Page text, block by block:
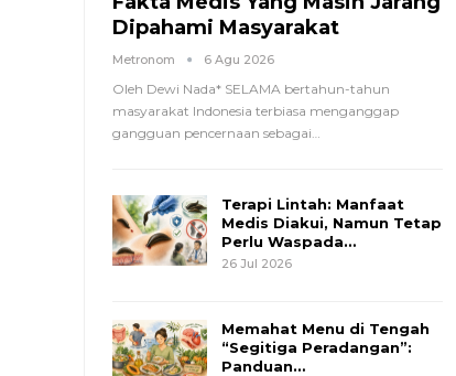
Dipahami Masyarakat
Metronom 6 Agu 2026
Oleh Dewi Nada* SELAMA bertahun-tahun
masyarakat Indonesia terbiasa menganggap
gangguan pencernaan sebagai…
Terapi Lintah: Manfaat
Medis Diakui, Namun Tetap
Perlu Waspada…
26 Jul 2026
Memahat Menu di Tengah
“Segitiga Peradangan”:
Panduan…